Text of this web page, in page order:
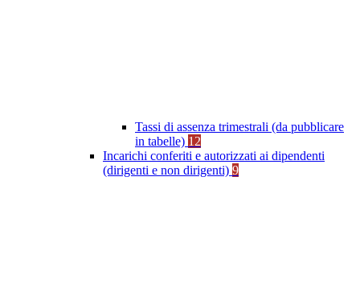
Tassi di assenza trimestrali (da pubblicare
in tabelle) 12
Incarichi conferiti e autorizzati ai dipendenti
(dirigenti e non dirigenti) 9